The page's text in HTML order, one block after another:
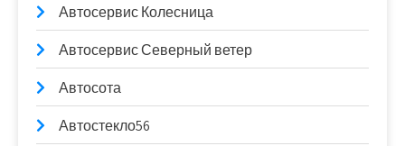
Автосервис Колесница
Автосервис Северный ветер
Автосота
Автостекло56